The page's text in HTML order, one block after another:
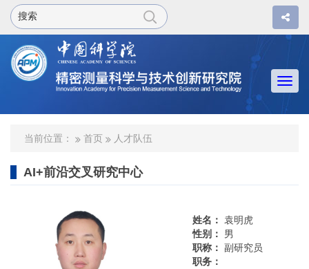
当前位置： 首页 人才队伍
AI+前沿交叉研究中心
姓名：
袁明虎
性别：
男
职称： 副研究员
职务：